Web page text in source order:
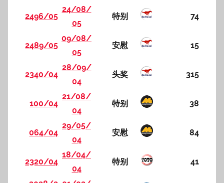
2496/05
24/08/
05
特别 74
2489/05
09/08/
05
安慰 15
2340/04
28/09/
04
头奖 315
100/04
21/08/
04
特别 38
064/04
29/05/
04
安慰 84
2320/04
18/04/
04
特别 41